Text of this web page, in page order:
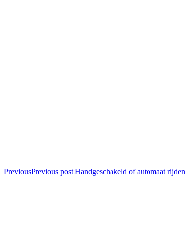
PreviousPrevious post:Handgeschakeld of automaat rijden